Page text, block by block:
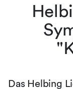
Das Helbing